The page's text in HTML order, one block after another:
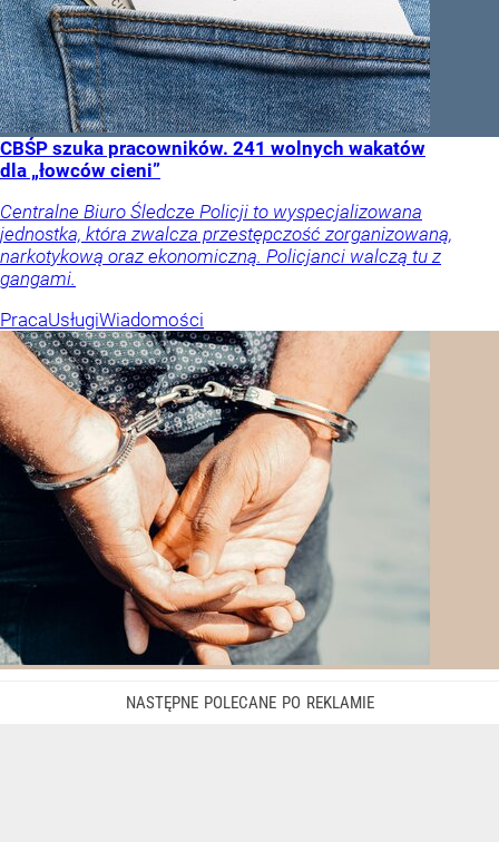
CBŚP szuka pracowników. 241 wolnych wakatów
dla „łowców cieni”
Centralne Biuro Śledcze Policji to wyspecjalizowana
jednostka, która zwalcza przestępczość zorganizowaną,
narkotykową oraz ekonomiczną. Policjanci walczą tu z
gangami.
PracaUsługiWiadomości